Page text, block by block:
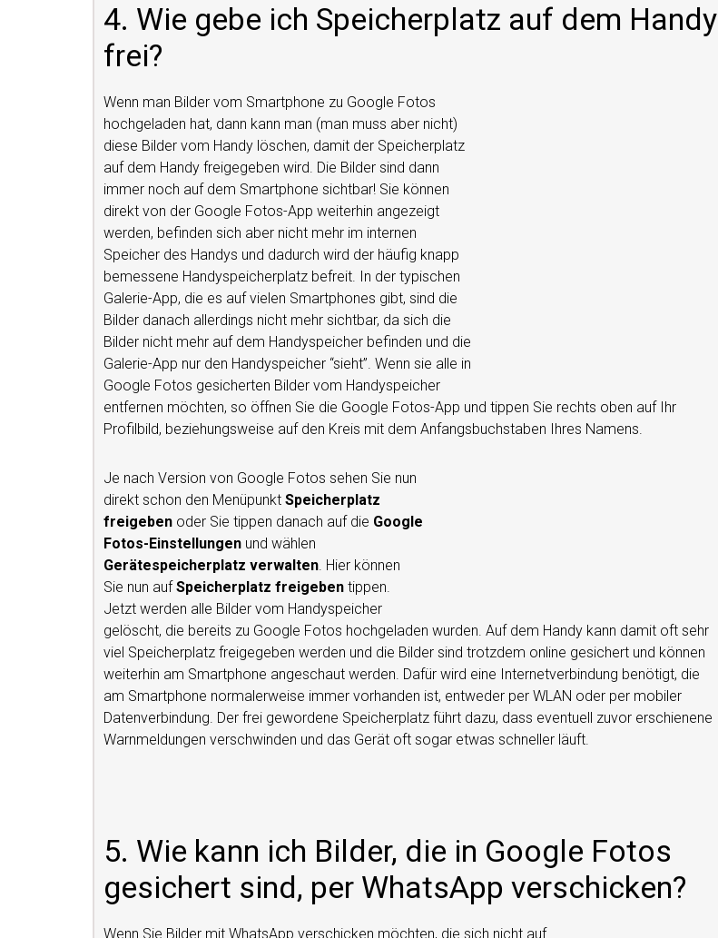
4. Wie gebe ich Speicherplatz auf dem Handy
frei?
Wenn man Bilder vom Smartphone zu Google Fotos
hochgeladen hat, dann kann man (man muss aber nicht)
diese Bilder vom Handy löschen, damit der Speicherplatz
auf dem Handy freigegeben wird. Die Bilder sind dann
immer noch auf dem Smartphone sichtbar! Sie können
direkt von der Google Fotos-App weiterhin angezeigt
werden, befinden sich aber nicht mehr im internen
Speicher des Handys und dadurch wird der häufig knapp
bemessene Handyspeicherplatz befreit. In der typischen
Galerie-App, die es auf vielen Smartphones gibt, sind die
Bilder danach allerdings nicht mehr sichtbar, da sich die
Bilder nicht mehr auf dem Handyspeicher befinden und die
Galerie-App nur den Handyspeicher “sieht”. Wenn sie alle in
Google Fotos gesicherten Bilder vom Handyspeicher
entfernen möchten, so öffnen Sie die Google Fotos-App und tippen Sie rechts oben auf Ihr
Profilbild, beziehungsweise auf den Kreis mit dem Anfangsbuchstaben Ihres Namens.
Je nach Version von Google Fotos sehen Sie nun
direkt schon den Menüpunkt Speicherplatz
freigeben oder Sie tippen danach auf die Google
Fotos-Einstellungen und wählen
Gerätespeicherplatz verwalten. Hier können
Sie nun aufSpeicherplatz freigeben tippen.
Jetzt werden alle Bilder vom Handyspeicher
gelöscht, die bereits zu Google Fotos hochgeladen wurden. Auf dem Handy kann damit oft sehr
viel Speicherplatz freigegeben werden und die Bilder sind trotzdem online gesichert und können
weiterhin am Smartphone angeschaut werden. Dafür wird eine Internetverbindung benötigt, die
am Smartphone normalerweise immer vorhanden ist, entweder per WLAN oder per mobiler
Datenverbindung. Der frei gewordene Speicherplatz führt dazu, dass eventuell zuvor erschienene
Warnmeldungen verschwinden und das Gerät oft sogar etwas schneller läuft.
5. Wie kann ich Bilder, die in Google Fotos
gesichert sind, per WhatsApp verschicken?
Wenn Sie Bilder mit WhatsApp verschicken möchten, die sich nicht auf